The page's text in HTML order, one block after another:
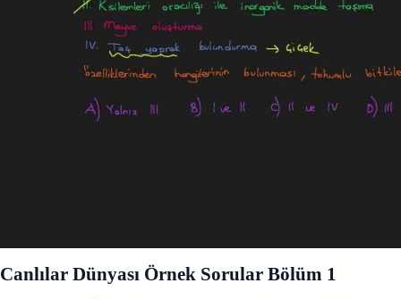
Canlılar Dünyası Örnek Sorular Bölüm 1